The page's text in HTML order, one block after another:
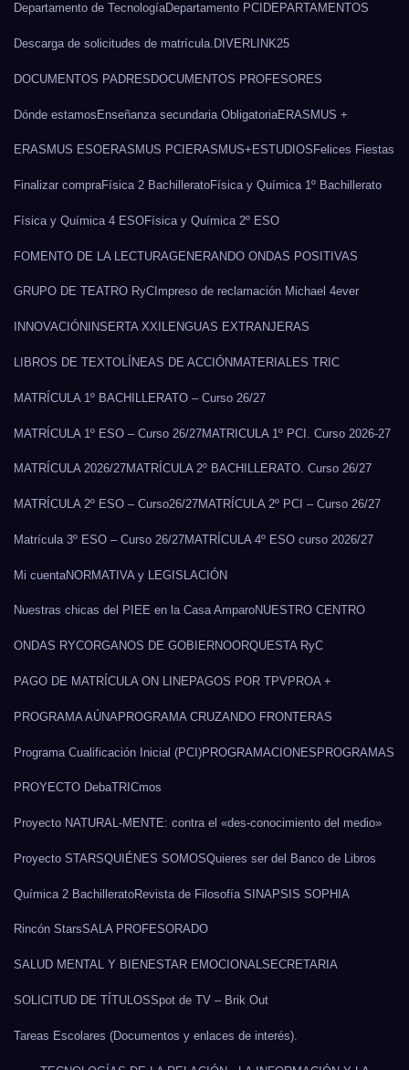
Departamento de TecnologíaDepartamento PCI DEPARTAMENTOS
Descarga de solicitudes de matrícula. DIVERLINK25
DOCUMENTOS PADRESDOCUMENTOS PROFESORES
Dónde estamosEnseñanza secundaria ObligatoriaERASMUS +
ERASMUS ESOERASMUS PCI ERASMUS+ ESTUDIOS Felices Fiestas
Finalizar compraFísica 2 BachilleratoFísica y Química 1º Bachillerato
Física y Química 4 ESOFísica y Química 2º ESO
FOMENTO DE LA LECTURAGENERANDO ONDAS POSITIVAS
GRUPO DE TEATRO RyC Impreso de reclamación Michael 4ever
INNOVACIÓN INSERTA XXI LENGUAS EXTRANJERAS
LIBROS DE TEXTO LÍNEAS DE ACCIÓN MATERIALES TRIC
MATRÍCULA 1º BACHILLERATO – Curso 26/27
MATRÍCULA 1º ESO – Curso 26/27MATRICULA 1º PCI. Curso 2026-27
MATRÍCULA 2026/27MATRÍCULA 2º BACHILLERATO. Curso 26/27
MATRÍCULA 2º ESO – Curso26/27MATRÍCULA 2º PCI – Curso 26/27
Matrícula 3º ESO – Curso 26/27MATRÍCULA 4º ESO curso 2026/27
Mi cuentaNORMATIVA y LEGISLACIÓN
Nuestras chicas del PIEE en la Casa AmparoNUESTRO CENTRO
ONDAS RYCORGANOS DE GOBIERNOORQUESTA RyC
PAGO DE MATRÍCULA ON LINE PAGOS POR TPVPROA +
PROGRAMA AÚNA PROGRAMA CRUZANDO FRONTERAS
Programa Cualificación Inicial (PCI)PROGRAMACIONESPROGRAMAS
PROYECTO DebaTRICmos
Proyecto NATURAL-MENTE: contra el «des-conocimiento del medio»
Proyecto STARSQUIÉNES SOMOSQuieres ser del Banco de Libros
Química 2 BachilleratoRevista de Filosofía SINAPSIS SOPHIA
Rincón StarsSALA PROFESORADO
SALUD MENTAL Y BIENESTAR EMOCIONALSECRETARIA
SOLICITUD DE TÍTULOSSpot de TV – Brik Out
Tareas Escolares (Documentos y enlaces de interés).